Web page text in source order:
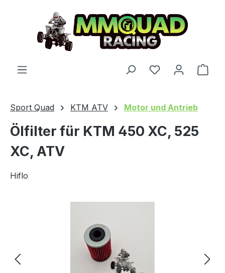
Zum Hauptinhalt springen
Du hast 0
Sport Quad KTM ATV Motor und Antrieb
Ölfilter für KTM 450 XC, 525
XC, ATV
Hiflo